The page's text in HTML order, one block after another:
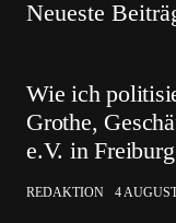
Neueste
Wie ich
Grothe,
e.V. in Freiburg
REDAKTION 4